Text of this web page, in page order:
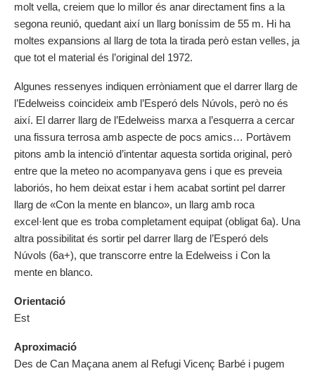
molt vella, creiem que lo millor és anar directament fins a la
segona reunió, quedant així un llarg boníssim de 55 m. Hi ha
moltes expansions al llarg de tota la tirada però estan velles, ja
que tot el material és l’original del 1972.
Algunes ressenyes indiquen erròniament que el darrer llarg de
l’Edelweiss coincideix amb l’Esperó dels Núvols, però no és
així. El darrer llarg de l’Edelweiss marxa a l’esquerra a cercar
una fissura terrosa amb aspecte de pocs amics… Portàvem
pitons amb la intenció d’intentar aquesta sortida original, però
entre que la meteo no acompanyava gens i que es preveia
laboriós, ho hem deixat estar i hem acabat sortint pel darrer
llarg de «Con la mente en blanco», un llarg amb roca
excel·lent que es troba completament equipat (obligat 6a). Una
altra possibilitat és sortir pel darrer llarg de l’Esperó dels
Núvols (6a+), que transcorre entre la Edelweiss i Con la
mente en blanco.
Orientació
Est
Aproximació
Des de Can Maçana anem al Refugi Vicenç Barbé i pugem